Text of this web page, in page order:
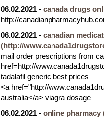
Medallions
Antikmarmor
06.02.2021 - canada drugs
http://
06.02.2021 - canadian
(http://
mail order prescriptions from
href=http://
tadalafil generic best prices
<a href="http://
australia</a> viagra dosage
06.02.2021 - online pharmacy